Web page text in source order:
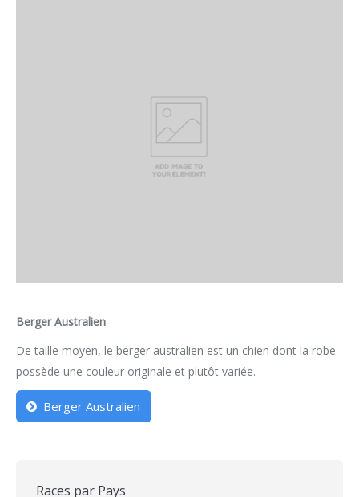
Berger Australien
De taille moyen, le berger australien est un chien dont la robe
possède une couleur originale et plutôt variée.
Berger Australien
Races par Pays